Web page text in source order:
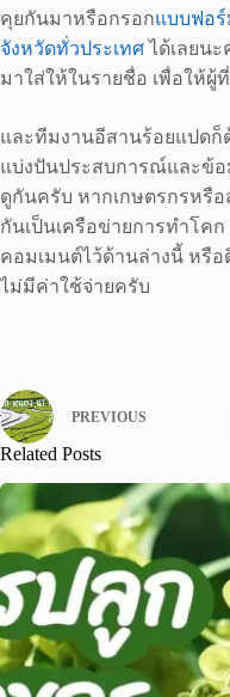
คุยกันมาหรือกรอกแบบฟอร์
จังหวัดทั่วประเทศได้เลยนะ
มาใส่ให้ในรายชื่อ เพื่อให้
และทีมงานอีสานร้อยแปด
แบ่งปันประสบการณ์และข้
ดูกันครับ หากเกษตรกรหรื
กันเป็นเครือข่ายการทำโค
คอมเมนต์ไว้ด้านล่างนี้ หรือ
ไม่มีค่าใช้จ่ายครับ
PREVIOUS
Related Posts